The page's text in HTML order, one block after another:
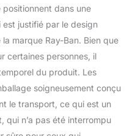
positionnent dans une
justifié par le design
marque Ray-Ban. Bien que
certaines personnes, il
du produit. Les
soigneusement conçu
le transport, ce qui est un
qui n’a pas été interrompu